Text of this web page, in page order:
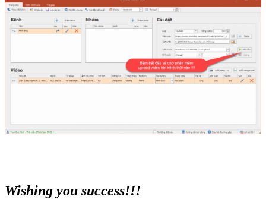
Wishing you success!!!